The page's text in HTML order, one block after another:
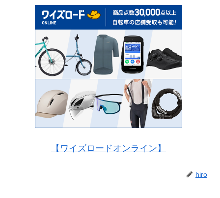
【ワイズロードオンライン】
hiro